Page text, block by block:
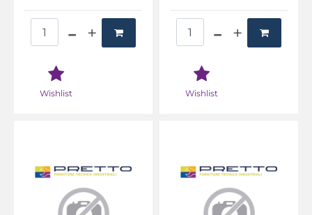
Wishlist Wishlist